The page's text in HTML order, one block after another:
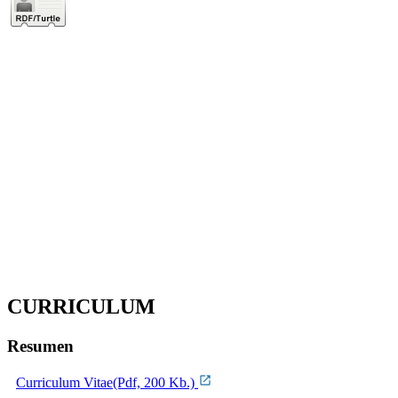
CURRICULUM
Resumen
Curriculum Vitae(Pdf, 200 Kb.)